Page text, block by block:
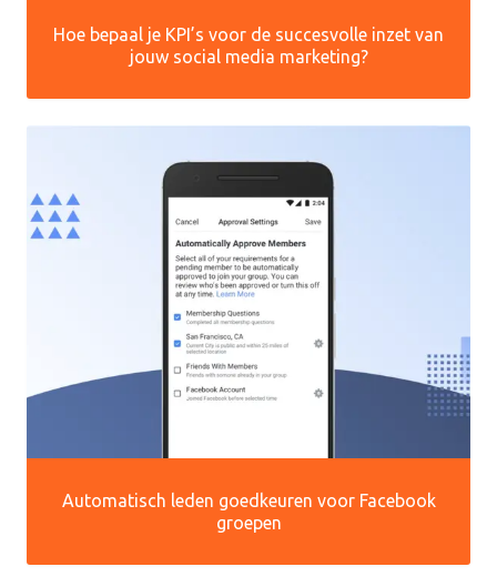
Hoe bepaal je KPI’s voor de succesvolle inzet van
jouw social media marketing?
Automatisch leden goedkeuren voor Facebook
groepen